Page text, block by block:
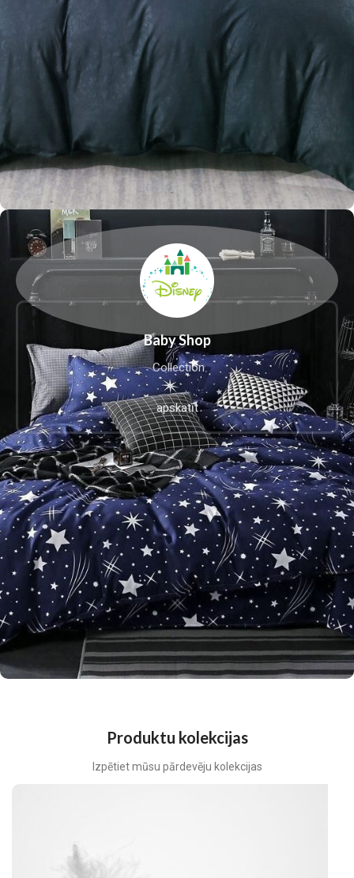
Baby Shop
Collection
apskatīt
Produktu kolekcijas
Izpētiet mūsu pārdevēju kolekcijas